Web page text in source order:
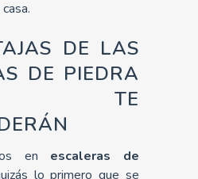
DE LAS
DE PIEDRA
TE
en escaleras de
lo primero que se